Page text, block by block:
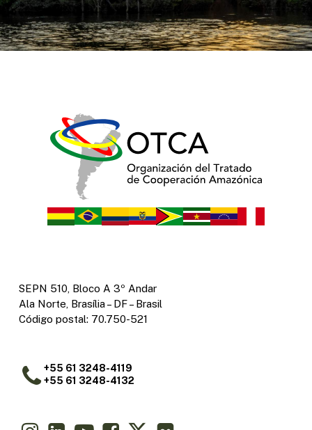
SEPN 510, Bloco A 3º Andar
Ala Norte, Brasília – DF – Brasil
Código postal: 70.750-521
+55 61 3248-4119
+55 61 3248-4132